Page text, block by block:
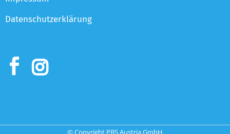
Datenschutzerklärung
© Copyright PBS Austria GmbH